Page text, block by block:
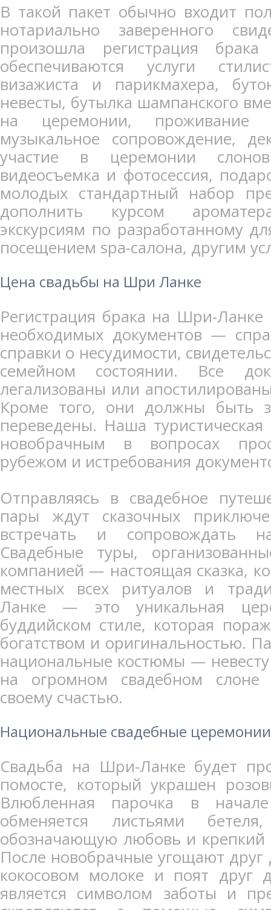
В такой пакет обычно входит
нотариально заверенного
произошла регистрация
обеспечиваются услуги
визажиста и парикмахера,
невесты, бутылка шампанского
на церемонии, проживание
музыкальное сопровождение,
участие в церемонии
видеосъемка и фотосессия,
молодых стандартный набор
дополнить курсом
экскурсиям по разработанному
посещением spa-салона, другим
Цена свадьбы на Шри Ланке
Регистрация брака на Шри-
необходимых документов —
справки о несудимости,
семейном состоянии. Все
легализованы или
Кроме того, они должны быть
переведены. Наша
новобрачным в вопросах
рубежом и истребования
Отправляясь в свадебное
пары ждут сказочных
встречать и сопровождать
Свадебные туры,
компанией — настоящая сказка,
местных всех ритуалов и
Ланке — это уникальная
буддийском стиле, которая
богатством и оригинальностью.
национальные костюмы —
на огромном свадебном слоне
своему счастью.
Национальные свадебные
Свадьба на Шри-Ланке будет
помосте, который украшен
Влюбленная парочка в
обменяется листьями
обозначающую любовь и крепкий
После новобрачные угощают
кокосовом молоке и поят друг
является символом заботы и